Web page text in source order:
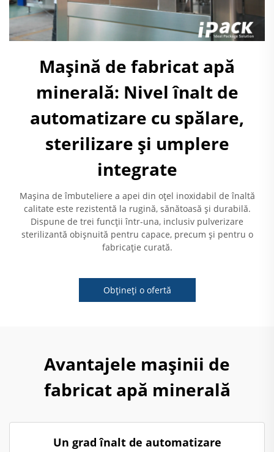
Mașină de fabricat apă
minerală: Nivel înalt de
automatizare cu spălare,
sterilizare și umplere
integrate
Mașina de îmbuteliere a apei din oțel inoxidabil de înaltă
calitate este rezistentă la rugină, sănătoasă și durabilă.
Dispune de trei funcții într-una, inclusiv pulverizare
sterilizantă obișnuită pentru capace, precum și pentru o
fabricație curată.
Obțineți o ofertă
Avantajele mașinii de
fabricat apă minerală
Un grad înalt de automatizare